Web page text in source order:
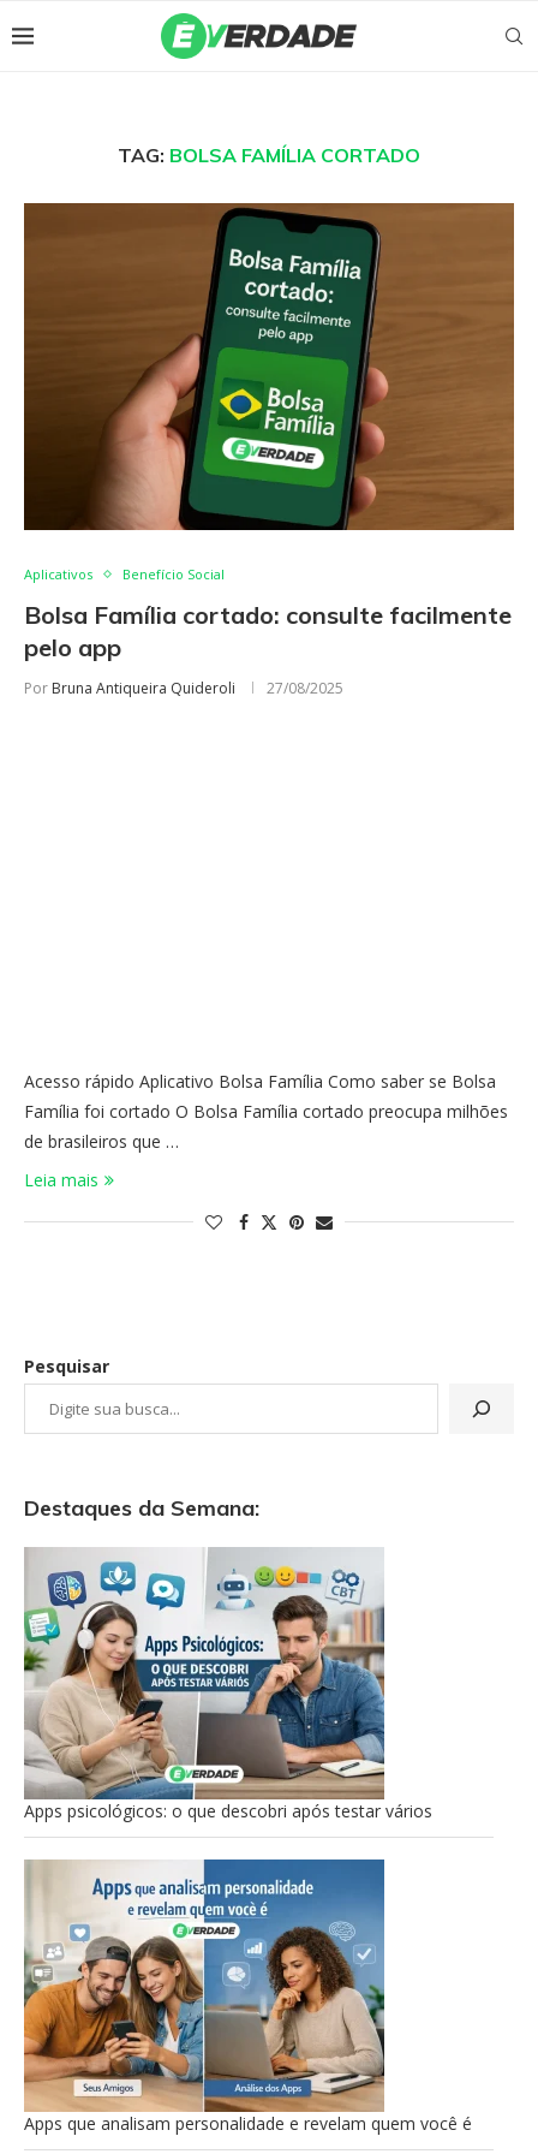
TAG: BOLSA FAMÍLIA CORTADO
Aplicativos Benefício Social
Bolsa Família cortado: consulte facilmente
pelo app
Por Bruna Antiqueira Quideroli 27/08/2025
Acesso rápido Aplicativo Bolsa Família Como saber se Bolsa
Família foi cortado O Bolsa Família cortado preocupa milhões
de brasileiros que …
Leia mais
Pesquisar
Destaques da Semana:
Apps psicológicos: o que descobri após testar vários
Apps que analisam personalidade e revelam quem você é